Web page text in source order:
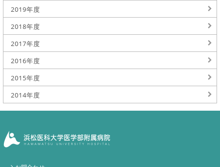
2019年度
2018年度
2017年度
2016年度
2015年度
2014年度